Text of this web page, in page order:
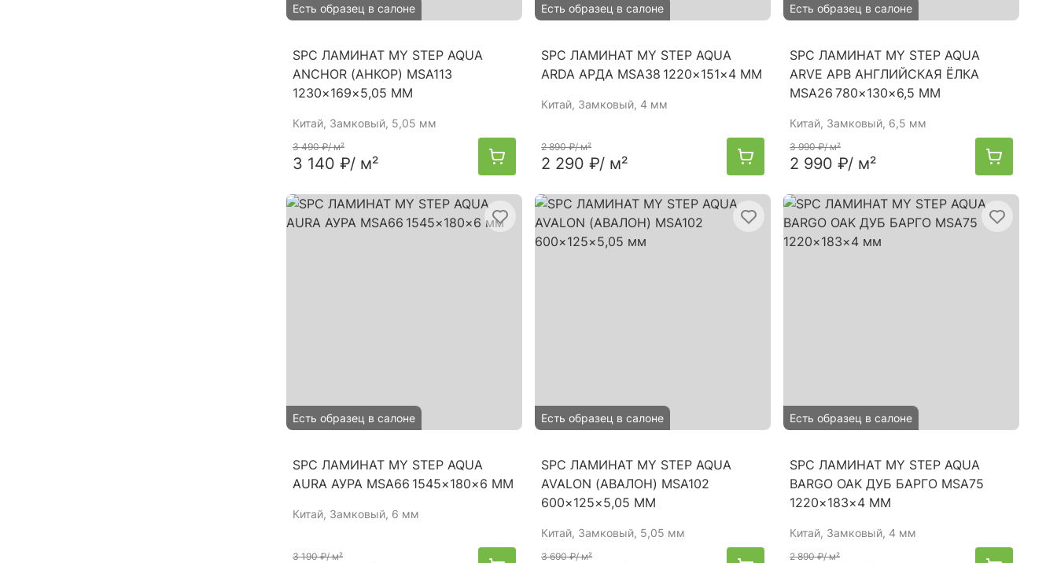
Есть образец в салоне
SPC ЛАМИНАТ MY STEP AQUA
ANCHOR (АНКОР) MSA113
1230×169×5,05 ММ
Китай, Замковый, 5,05 мм
3 490 ₽/ м²
3 140 ₽/ м²
Есть образец в салоне
SPC ЛАМИНАТ MY STEP AQUA
ARDA АРДА MSA38 1220×151×4 ММ
Китай, Замковый, 4 мм
2 890 ₽/ м²
2 290 ₽/ м²
Есть образец в салоне
SPC ЛАМИНАТ MY STEP AQUA
ARVE АРВ АНГЛИЙСКАЯ ЁЛКА
MSA26 780×130×6,5 ММ
Китай, Замковый, 6,5 мм
3 990 ₽/ м²
2 990 ₽/ м²
Есть образец в салоне
SPC ЛАМИНАТ MY STEP AQUA
AURA АУРА MSA66 1545×180×6 ММ
Китай, Замковый, 6 мм
3 190 ₽/ м²
Есть образец в салоне
SPC ЛАМИНАТ MY STEP AQUA
AVALON (АВАЛОН) MSA102
600×125×5,05 ММ
Китай, Замковый, 5,05 мм
3 690 ₽/ м²
Есть образец в салоне
SPC ЛАМИНАТ MY STEP AQUA
BARGO OAK ДУБ БАРГО MSA75
1220×183×4 ММ
Китай, Замковый, 4 мм
2 890 ₽/ м²